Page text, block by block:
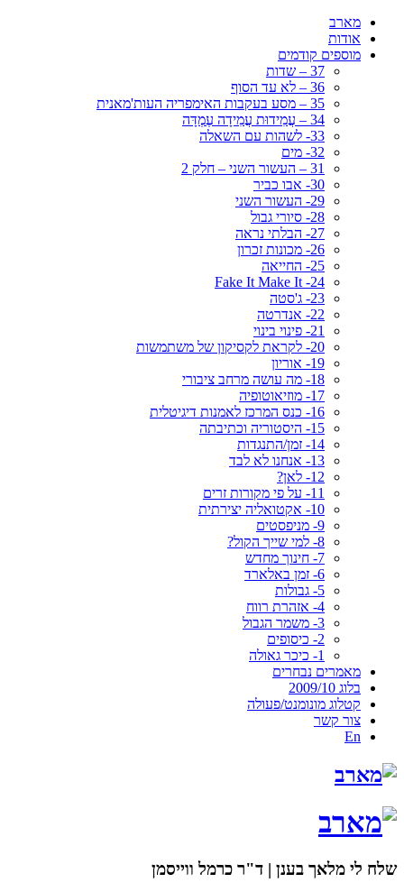
מארב
אודות
מוספים קודמים
37 – שדות
36 – לא עד הסוף
35 – מסע בעקבות האימפריה העות'מאנית
34 – עֲמִידוּת עֲמִידָה עֶמְדָּה
33- לשהות עם השאלה
32- מים
31 – העשור השני – חלק 2
30- אבו כביר
29- העשור השני
28- סיורי גבול
27- הבלתי נראה
26- מכונות זכרון
25- החייאה
24- Fake It Make It
23- ג'סטה
22- אנדרטה
21- פינוי בינוי
20- לקראת לקסיקון של משתמשות
19- אוריון
18- מה עושה מרחב ציבורי
17- מוזיאוטופיה
16- כנס המרכז לאמנות דיגיטלית
15- היסטוריה וכתיבתה
14- זמן/התנגדות
13- אנחנו לא לבד
12- לאן?
11- על פי מקורות זרים
10- אקטואליה יצירתית
9- מניפסטים
8- למי שייך הקול?
7- חינוך מחדש
6- זמן באלארד
5- גבולות
4- אזהרת רווח
3- משמר הגבול
2- כיסופים
1- כיכר גאולה
מאמרים נבחרים
בלוג 2009/10
קטלוג מונומנט/פעולה
צור קשר
En
שלח לי מלאך בענן | ד"ר כרמל ווייסמן